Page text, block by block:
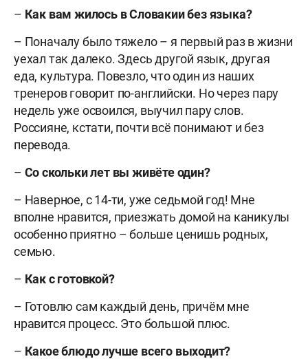
– Как вам жилось в Словакии без языка?
– Поначалу было тяжело – я первый раз в жизни
уехал так далеко. Здесь другой язык, другая
еда, культура. Повезло, что один из наших
тренеров говорит по-английски. Но через пару
недель уже освоился, выучил пару слов.
Россияне, кстати, почти всё понимают и без
перевода.
– Со скольки лет вы живёте один?
– Наверное, с 14-ти, уже седьмой год! Мне
вполне нравится, приезжать домой на каникулы
особенно приятно – больше ценишь родных,
семью.
– Как с готовкой?
– Готовлю сам каждый день, причём мне
нравится процесс. Это большой плюс.
– Какое блюдо лучше всего выходит?